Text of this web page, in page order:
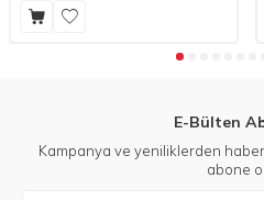
E-Bülten
Kampanya ve yeniliklerden
abone